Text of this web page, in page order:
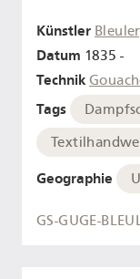
Künstler
Datum 1835 -
Technik
Tags
Geographie
GS-GUGE-